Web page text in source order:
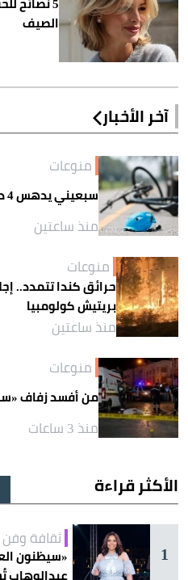
الصيف
آخر الأخبار
منوعات
سبعيني يدهس 4 دراجين مرتين في إيطاليا
منذ ساعتين
منوعات
بريتيش كولومبيا
منذ ساعتين
منوعات
من أفسد زفاف
منذ 3 ساعات
الأكثر قراءة
1
ثقافة وفن
«سيظنون